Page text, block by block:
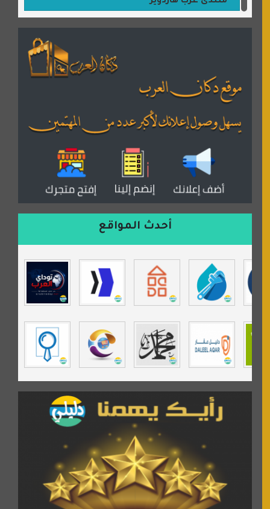
القران للجميع
منتدى همسات روائية
المكتبة الصوتية للقران الكريم
منتدى عدلات
موقع مداد الإسلامي
ورشة زهرة لورا للحدادة
موقع حراج خدمة
تي في قران
موسوعة نور الرحمن
مندى غرام
مردة سوفت
السبيل
أحدث المواقع